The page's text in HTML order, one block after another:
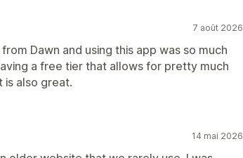
7 août 2026
Dawn and using this app was so much
a free tier that allows for pretty much
is also great.
14 mai 2026